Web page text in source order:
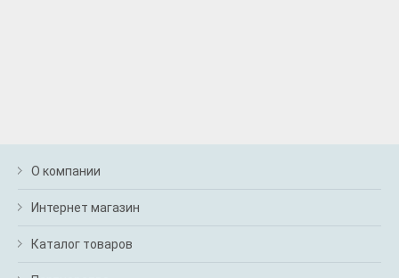
О компании
Интернет магазин
Каталог товаров